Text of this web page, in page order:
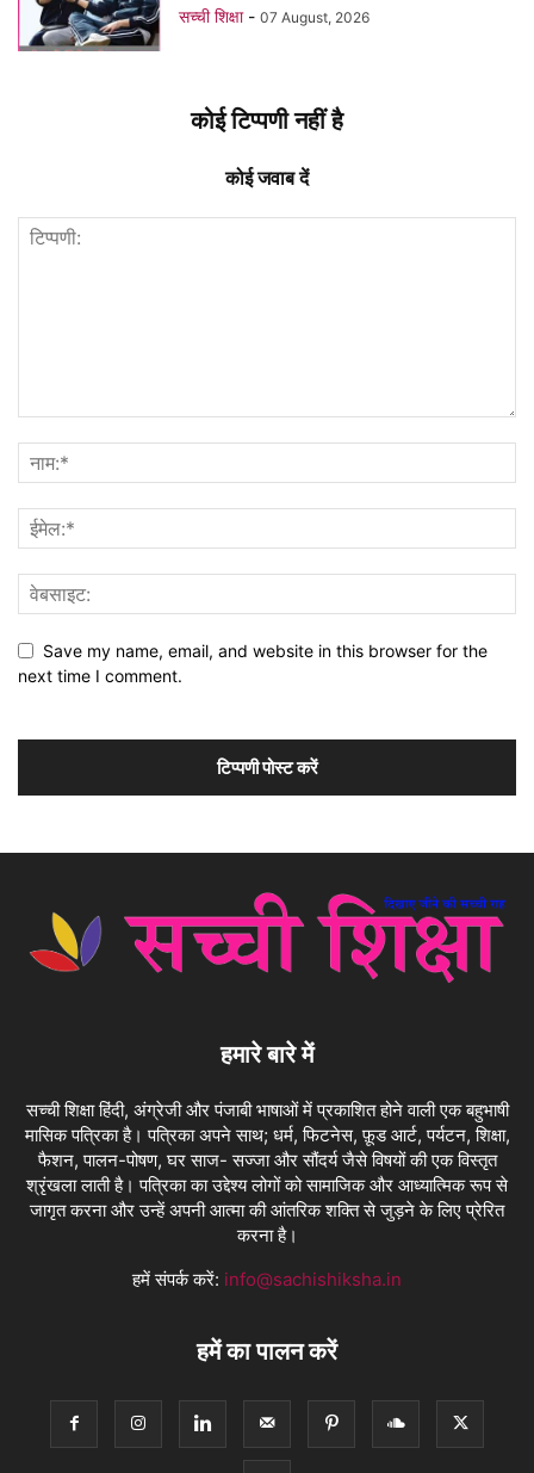
सच्ची शिक्षा - 07 August, 2026
कोई टिप्पणी नहीं है
कोई जवाब दें
Save my name, email, and website in this browser for the
next time I comment.
हमारे बारे में
सच्ची शिक्षा हिंदी, अंग्रेजी और पंजाबी भाषाओं में प्रकाशित होने वाली एक बहुभाषी
मासिक पत्रिका है। पत्रिका अपने साथ; धर्म, फिटनेस, फ़ूड आर्ट, पर्यटन, शिक्षा,
फैशन, पालन-पोषण, घर साज- सज्जा और सौंदर्य जैसे विषयों की एक विस्तृत
श्रृंखला लाती है। पत्रिका का उद्देश्य लोगों को सामाजिक और आध्यात्मिक रूप से
जागृत करना और उन्हें अपनी आत्मा की आंतरिक शक्ति से जुड़ने के लिए प्रेरित
करना है।
हमें संपर्क करें: info@sachishiksha.in
हमें का पालन करें